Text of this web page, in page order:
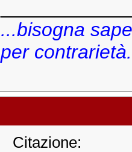
...bisogna
per
Citazione: